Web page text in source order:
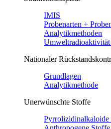
IMIS
Probenarten +
Analytikmethoden
Nationaler
Grundlagen
Analytikmethode
Unerwünschte Stoffe